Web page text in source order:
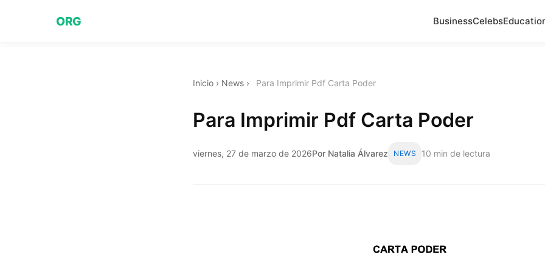
ORG BusinessCelebs
Inicio › News › Para Imprimir Pdf Carta Poder
Para Imprimir Pdf Carta Poder
viernes, 27 de marzo de 2026Por Natalia Álvarez NEWS 10 min de lectura